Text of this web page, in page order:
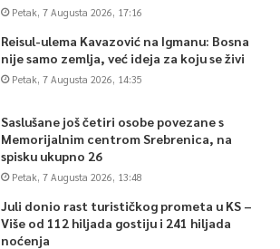
Petak, 7 Augusta 2026, 17:16
Reisul-ulema Kavazović na Igmanu: Bosna
nije samo zemlja, već ideja za koju se živi
Petak, 7 Augusta 2026, 14:35
Saslušane još četiri osobe povezane s
Memorijalnim centrom Srebrenica, na
spisku ukupno 26
Petak, 7 Augusta 2026, 13:48
Juli donio rast turističkog prometa u KS –
Više od 112 hiljada gostiju i 241 hiljada
noćenja